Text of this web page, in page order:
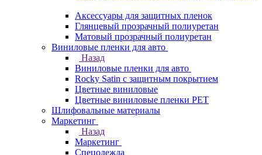
Аксессуары для защитных пленок
Глянцевый прозрачный полиуретан
Матовый прозрачный полиуретан
Виниловые пленки для авто
Назад
Виниловые пленки для авто
Rocky Satin с защитным покрытием
Цветные виниловые
Цветные виниловые пленки PET
Шлифовальные материалы
Маркетинг
Назад
Маркетинг
Спецодежда